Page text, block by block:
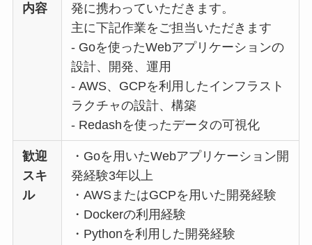
内容
発に携わっていただきます。
主に下記作業をご担当いただきます
‐ Goを使ったWebアプリケーションの
設計、開発、運用
‐ AWS、GCPを利用したインフラスト
ラクチャの設計、構築
‐ Redashを使ったデータの可視化
歓迎
スキ
ル
・Goを用いたWebアプリケーション開
発経験3年以上
・AWSまたはGCPを用いた開発経験
・Dockerの利用経験
・Pythonを利用した開発経験